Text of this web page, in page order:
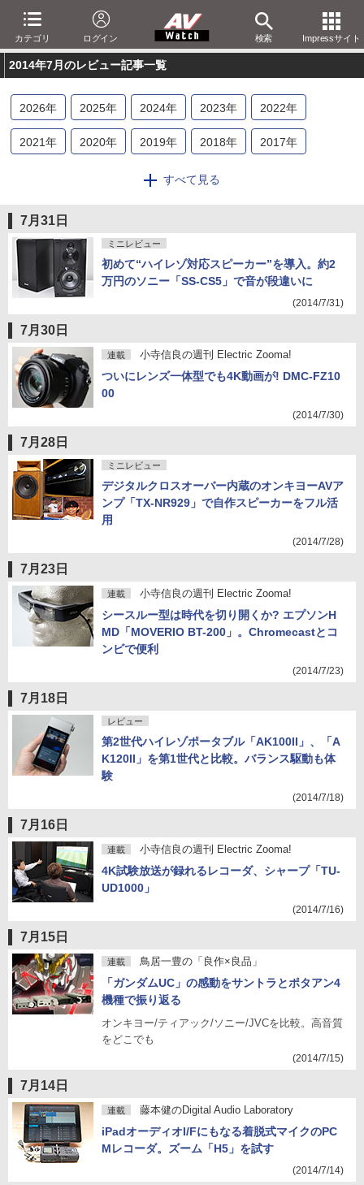
カテゴリ ログイン 検索 Impressサイト
2014年7月のレビュー記事一覧
2026年 2025年 2024年 2023年 2022年
2021年 2020年 2019年 2018年 2017年
2014年 2013
2006 年 2005 年 2004
年
すべて見る
7月31日
ミニレビュー
初めて“ハイレゾ対応スピーカー”を導入。約2
万円のソニー「SS-CS5」で音が段違いに
(2014/7/31)
7月30日
連載 小寺信良の週刊 Electric Zooma!
ついにレンズ一体型でも4K動画が! DMC-FZ10
00
(2014/7/30)
7月28日
ミニレビュー
デジタルクロスオーバー内蔵のオンキヨーAVア
ンプ「TX-NR929」で自作スピーカーをフル活
用
(2014/7/28)
7月23日
連載 小寺信良の週刊 Electric Zooma!
シースルー型は時代を切り開くか? エプソンH
MD「MOVERIO BT-200」。Chromecastとコ
ンビで便利
(2014/7/23)
7月18日
レビュー
第2世代ハイレゾポータブル「AK100II」、「A
K120II」を第1世代と比較。バランス駆動も体
験
(2014/7/18)
7月16日
連載 小寺信良の週刊 Electric Zooma!
4K試験放送が録れるレコーダ、シャープ「TU-
UD1000」
(2014/7/16)
7月15日
連載 鳥居一豊の「良作×良品」
「ガンダムUC」の感動をサントラとポタアン4
機種で振り返る
オンキヨー/ティアック/ソニー/JVCを比較。高音質
をどこでも
(2014/7/15)
7月14日
連載 藤本健のDigital Audio Laboratory
iPadオーディオI/Fにもなる着脱式マイクのPC
Mレコーダ。ズーム「H5」を試す
(2014/7/14)